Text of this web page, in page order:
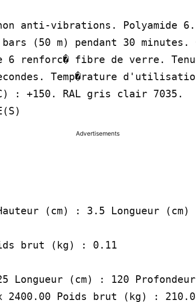
anti-vibrations. Polyamide
(50 m) pendant 30 minutes.
6 renforc� fibre de verre.
Temp�rature
: +150. RAL gris clair 7035.
Advertisements
(cm) : 3.5 Longueur
brut (kg) : 0.11
Longueur (cm) : 120
Poids brut (kg) :